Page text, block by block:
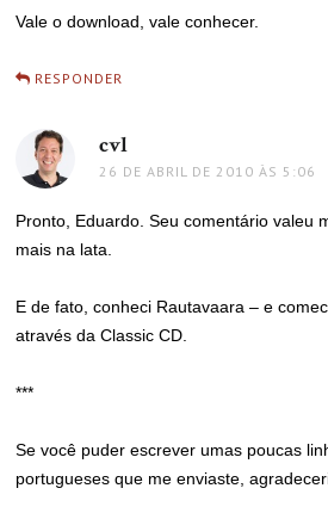
Vale o download, vale conhecer.
RESPONDER
cvl
26 DE ABRIL DE 2010 ÀS 5:06
Pronto, Eduardo. Seu comentário valeu
mais na lata.
E de fato, conheci Rautavaara – e
através da Classic CD.
***
Se você puder escrever umas poucas
portugueses que me enviaste,